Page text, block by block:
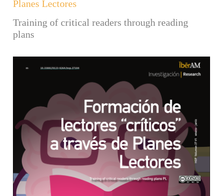
Planes Lectores
Training of critical readers through reading
plans